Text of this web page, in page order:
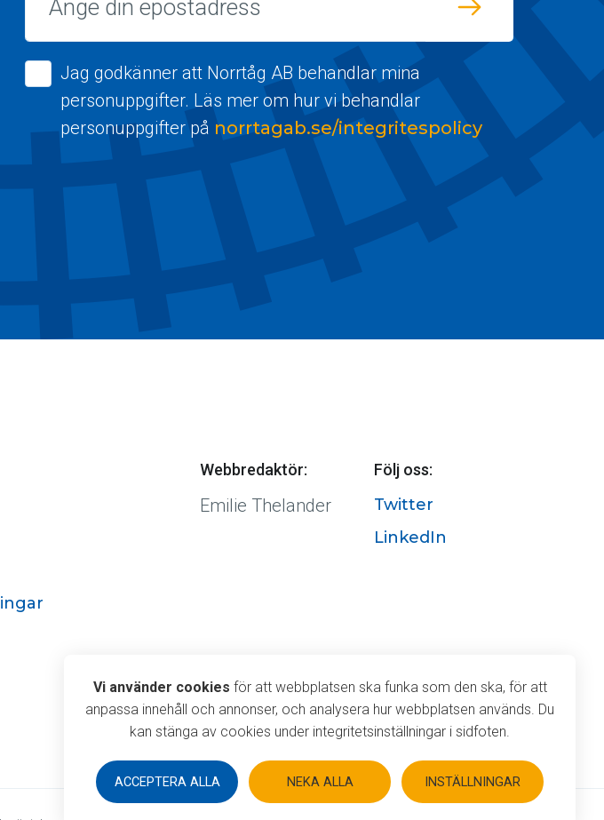
Jag godkänner att Norrtåg AB behandlar mina
personuppgifter. Läs mer om hur vi behandlar
personuppgifter på norrtagab.se/integritespolicy
Webbredaktör:
Emilie Thelander
Följ oss:
Twitter
LinkedIn
Vi använder cookies
Vi använder cookies för att webbplatsen ska funka som den ska, för att
anpassa innehåll och annonser, och analysera hur webbplatsen används. Du
kan stänga av cookies under integritetsinställningar i sidfoten.
ACCEPTERA ALLA NEKA ALLA INSTÄLLNINGAR